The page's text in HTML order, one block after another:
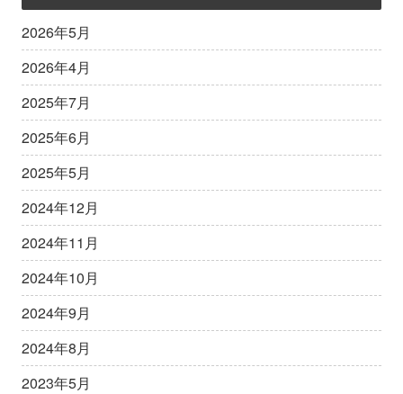
2026年5月
2026年4月
2025年7月
2025年6月
2025年5月
2024年12月
2024年11月
2024年10月
2024年9月
2024年8月
2023年5月